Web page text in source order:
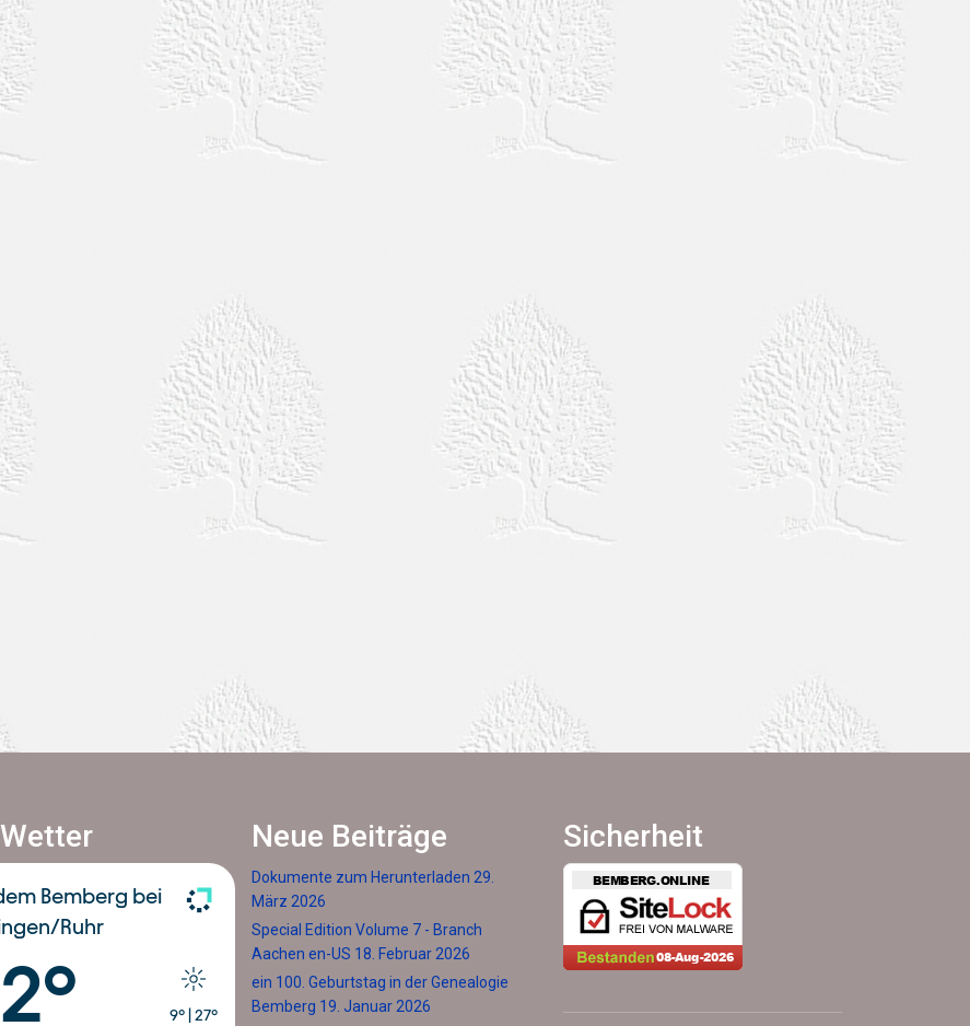
Bemberg bei
Ruhr
9° 27°
Neue Beiträge
Dokumente zum Herunterladen 29.
März 2026
Special Edition Volume 7 - Branch
Aachen en-US 18. Februar 2026
ein 100. Geburtstag in der Genealogie
Bemberg 19. Januar 2026
Sicherheit